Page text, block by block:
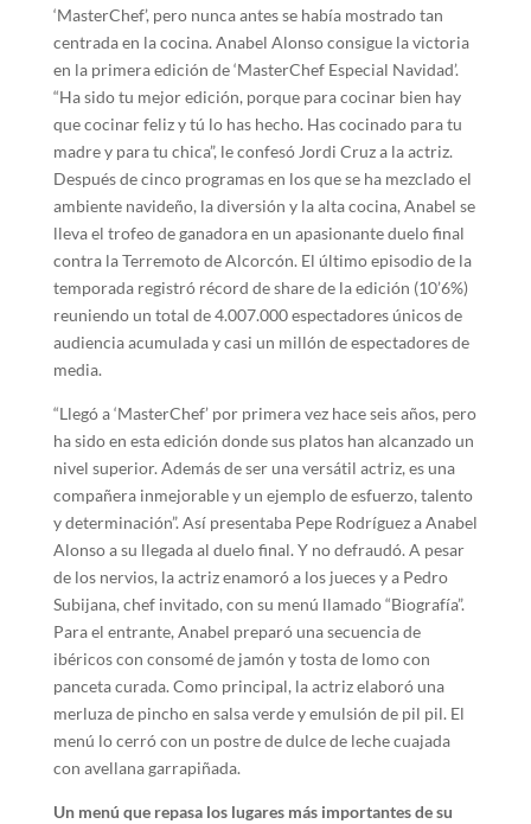
‘MasterChef’, pero nunca antes se había mostrado tan
centrada en la cocina. Anabel Alonso consigue la victoria
en la primera edición de ‘MasterChef Especial Navidad’.
“Ha sido tu mejor edición, porque para cocinar bien hay
que cocinar feliz y tú lo has hecho. Has cocinado para tu
madre y para tu chica”, le confesó Jordi Cruz a la actriz.
Después de cinco programas en los que se ha mezclado el
ambiente navideño, la diversión y la alta cocina, Anabel se
lleva el trofeo de ganadora en un apasionante duelo final
contra la Terremoto de Alcorcón. El último episodio de la
temporada registró récord de share de la edición (10’6%)
reuniendo un total de 4.007.000 espectadores únicos de
audiencia acumulada y casi un millón de espectadores de
media.
“Llegó a ‘MasterChef’ por primera vez hace seis años, pero
ha sido en esta edición donde sus platos han alcanzado un
nivel superior. Además de ser una versátil actriz, es una
compañera inmejorable y un ejemplo de esfuerzo, talento
y determinación”. Así presentaba Pepe Rodríguez a Anabel
Alonso a su llegada al duelo final. Y no defraudó. A pesar
de los nervios, la actriz enamoró a los jueces y a Pedro
Subijana, chef invitado, con su menú llamado “Biografía”.
Para el entrante, Anabel preparó una secuencia de
ibéricos con consomé de jamón y tosta de lomo con
panceta curada. Como principal, la actriz elaboró una
merluza de pincho en salsa verde y emulsión de pil pil. El
menú lo cerró con un postre de dulce de leche cuajada
con avellana garrapiñada.
Un menú que repasa los lugares más importantes de su